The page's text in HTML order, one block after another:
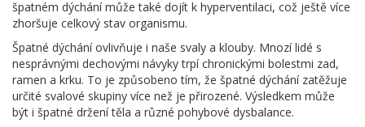
špatném dýchání může také dojít k hyperventilaci, což ještě více
zhoršuje celkový stav organismu.
Špatné dýchání ovlivňuje i naše svaly a klouby. Mnozí lidé s
nesprávnými dechovými návyky trpí chronickými bolestmi zad,
ramen a krku. To je způsobeno tím, že špatné dýchání zatěžuje
určité svalové skupiny více než je přirozené. Výsledkem může
být i špatné držení těla a různé pohybové dysbalance.